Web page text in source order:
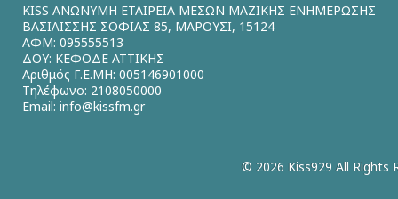
KISS ΑΝΩΝΥΜΗ ΕΤΑΙΡΕΙΑ ΜΕΣΩΝ ΜΑΖΙΚΗΣ ΕΝΗΜΕΡΩΣΗΣ
ΒΑΣΙΛΙΣΣΗΣ ΣΟΦΙΑΣ 85, ΜΑΡΟΥΣΙ, 15124
ΑΦΜ: 095555513
ΔΟΥ: ΚΕΦΟΔΕ ΑΤΤΙΚΗΣ
Αριθμός Γ.Ε.ΜΗ: 005146901000
Τηλέφωνο: 2108050000
Email: info@kissfm.gr
© 2026 Kiss929 All Rights